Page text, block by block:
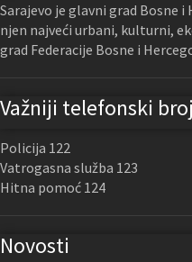
Sarajevo je glavni grad Bosne
njen najveći urbani, kulturni,
grad Federacije Bosne i
Važniji telefonski
Policija 122
Vatrogasna služba 123
Hitna pomoć 124
Novosti